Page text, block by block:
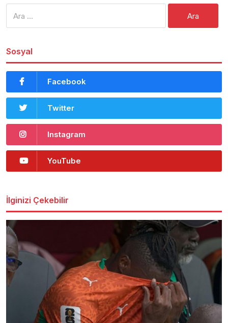
Sosyal
Facebook
Twitter
Instagram
YouTube
İlginizi Çekebilir